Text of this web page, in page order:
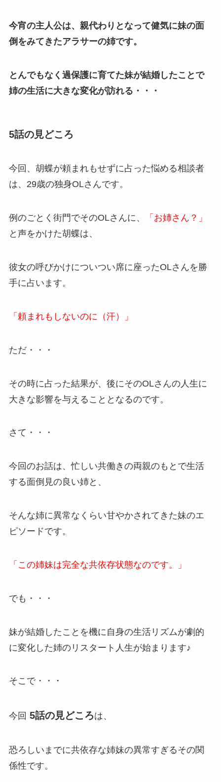
今宵の主人公は、親代わりとなって健気に妹の面
倒をみてきたアラサーの姉です。
とんでもなく過保護に育てた妹が結婚したことで
姉の生活に大きな変化が訪れる・・・
5話の見どころ
今回、胡蝶が頼まれもせずに占った悩める相談者
は、29歳の独身OLさんです。
例のごとく街門でそのOLさんに、
「お姉さん？」
と声をかけた胡蝶は、
彼女の呼びかけについつい席に座ったOLさんを勝
手に占います。
「頼まれもしないのに（汗）」
ただ・・・
その時に占った結果が、後にそのOLさんの人生に
大きな影響を与えることとなるのです。
さて・・・
今回のお話は、忙しい共働きの両親のもとで生活
する面倒見の良い姉と、
そんな姉に異常なくらい甘やかされてきた妹のエ
ピソードです。
「この姉妹は完全な共依存状態なのです。」
でも・・・
妹が結婚したことを機に自身の生活リズムが劇的
に変化した姉のリスタート人生が始まります♪
そこで・・・
今回 5話の見どころは、
恐ろしいまでに共依存な姉妹の異常すぎるその関
係性です。